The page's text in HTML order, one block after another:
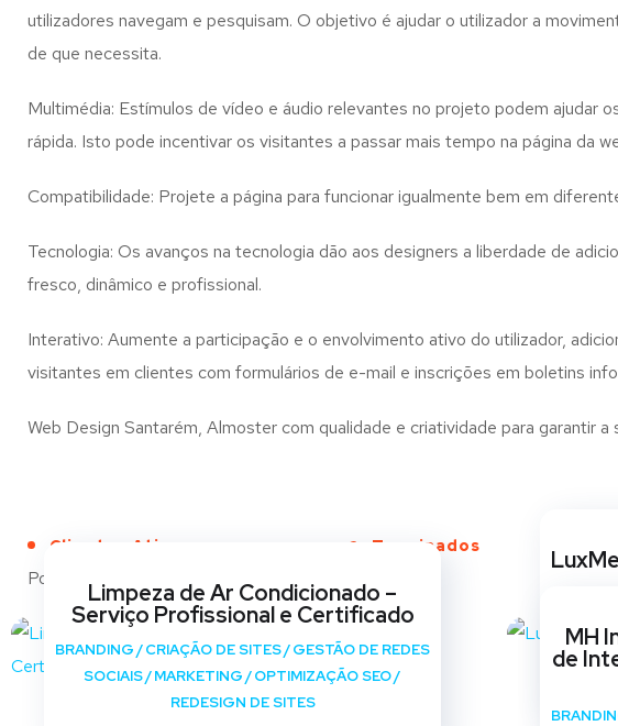
utilizadores navegam e pesquisam. O objetivo é ajudar o utilizador a
de que necessita.
Multimédia: Estímulos de vídeo e áudio relevantes no projeto podem ajudar
rápida. Isto pode incentivar os visitantes a passar mais tempo na página da
Compatibilidade: Projete a página para funcionar igualmente bem em
Tecnologia: Os avanços na tecnologia dão aos designers a liberdade de
fresco, dinâmico e profissional.
Interativo: Aumente a participação e o envolvimento ativo do utilizador,
visitantes em clientes com formulários de e-mail e inscrições em boletins
Web Design Santarém, Almoster com qualidade e criatividade para garantir
Clientes Ativos Terminados
Portfólio
Limpeza de Ar Condicionado –
Serviço Profissional e Certificado
BRANDING/CRIAÇÃO DE SITES/GESTÃO DE REDES
SOCIAIS/MARKETING/OPTIMIZAÇÃO SEO/
REDESIGN DE SITES
MH
de